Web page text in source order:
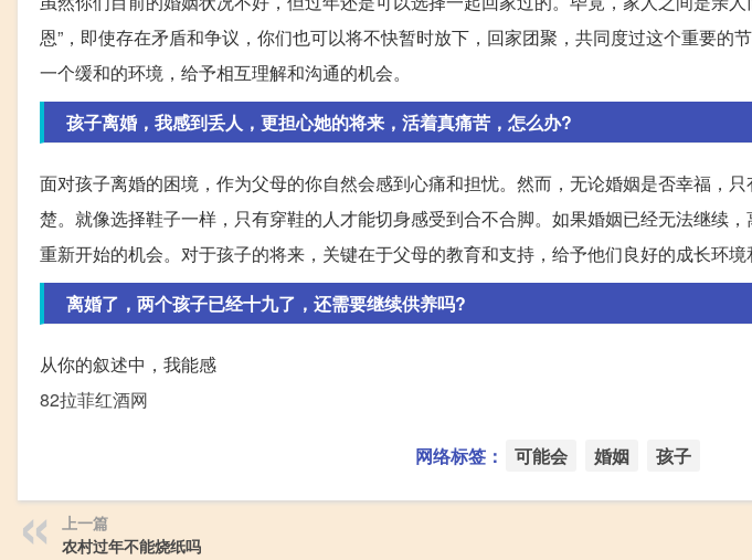
恩”，即使存在矛盾和争议，你们也可以将不快暂时放下，回家团聚，共同度过这个重要的
一个缓和的环境，给予相互理解和沟通的机会。
孩子离婚，我感到丢人，更担心她的将来，活着真痛苦，怎么办?
面对孩子离婚的困境，作为父母的你自然会感到心痛和担忧。然而，无论婚姻是否幸福，
楚。就像选择鞋子一样，只有穿鞋的人才能切身感受到合不合脚。如果婚姻已经无法继续
重新开始的机会。对于孩子的将来，关键在于父母的教育和支持，给予他们良好的成长环境
离婚了，两个孩子已经十九了，还需要继续供养吗?
从你的叙述中，我能感
82拉菲红酒网
网络标签： 可能会 婚姻 孩子
上一篇
农村过年不能烧纸吗